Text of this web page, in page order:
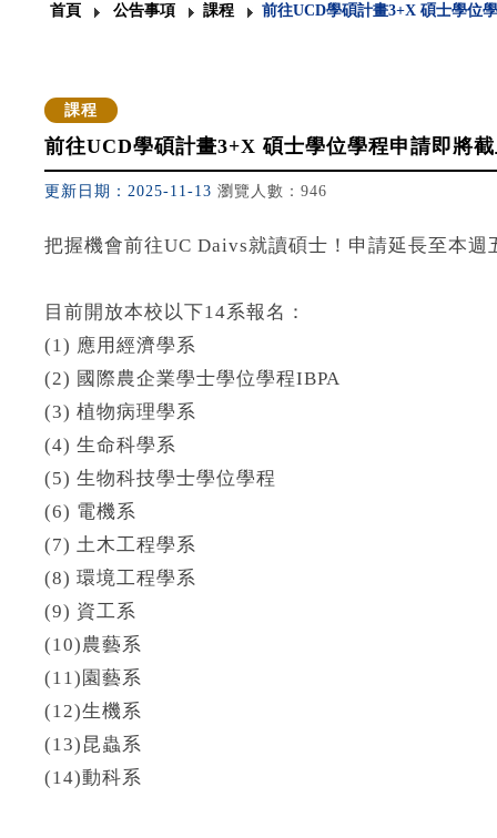
首頁 公告事項 課程 前往UCD學碩計畫3+X 碩士學位
課程
前往UCD學碩計畫3+X 碩士學位學程申請即將
更新日期：2025-11-13 瀏覽人數：946
把握機會前往UC Daivs就讀碩士！申請延長至本週
目前開放本校以下14系報名：
(1) 應用經濟學系
(2) 國際農企業學士學位學程IBPA
(3) 植物病理學系
(4) 生命科學系
(5) 生物科技學士學位學程
(6) 電機系
(7) 土木工程學系
(8) 環境工程學系
(9) 資工系
(10)農藝系
(11)園藝系
(12)生機系
(13)昆蟲系
(14)動科系